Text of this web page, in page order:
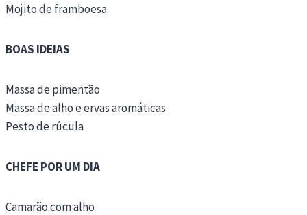
Mojito de framboesa
BOAS IDEIAS
Massa de pimentão
Massa de alho e ervas aromáticas
Pesto de rúcula
CHEFE POR UM DIA
Camarão com alho